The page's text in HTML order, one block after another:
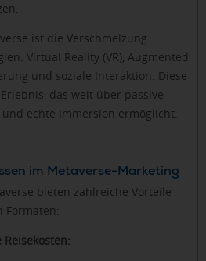
ist die Verschmelzung
Virtual Reality (VR), Augmented
und soziale Interaktion. Diese
das weit über passive
echte Immersion ermöglicht.
im Metaverse-Marketing
bieten zahlreiche Vorteile
Formaten: